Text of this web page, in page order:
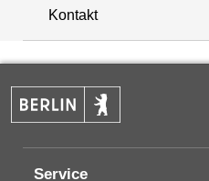
Kontakt
Service